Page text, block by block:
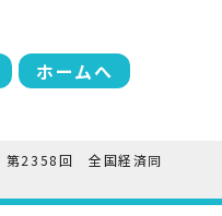
ホームへ
第2358回 全国経済同